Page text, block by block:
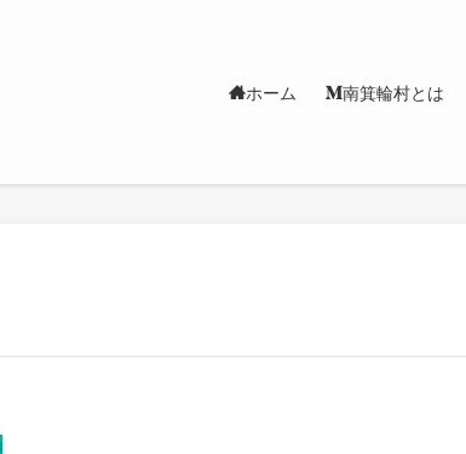
ホーム 南箕輪村とは